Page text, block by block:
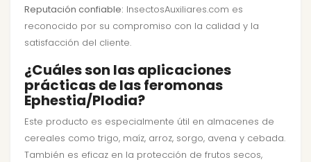
Reputación confiable: InsectosAuxiliares.com es
reconocido por su compromiso con la calidad y la
satisfacción del cliente.
¿Cuáles son las aplicaciones
prácticas de las feromonas
Ephestia/Plodia?
Este producto es especialmente útil en almacenes de
cereales como trigo, maíz, arroz, sorgo, avena y cebada.
También es eficaz en la protección de frutos secos,